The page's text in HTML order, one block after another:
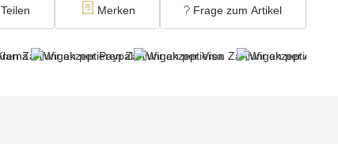
Teilen Merken Frage zum Artikel